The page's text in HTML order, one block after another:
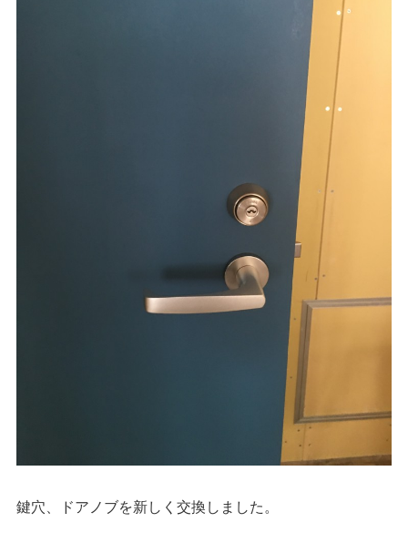
鍵穴、ドアノブを新しく交換しました。